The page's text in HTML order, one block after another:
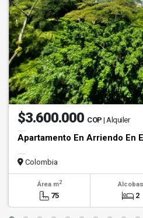
$3.600.000 COP | Alquiler
Apartamento En Arriendo En
Colombia
Área m2
75
Alcobas
2